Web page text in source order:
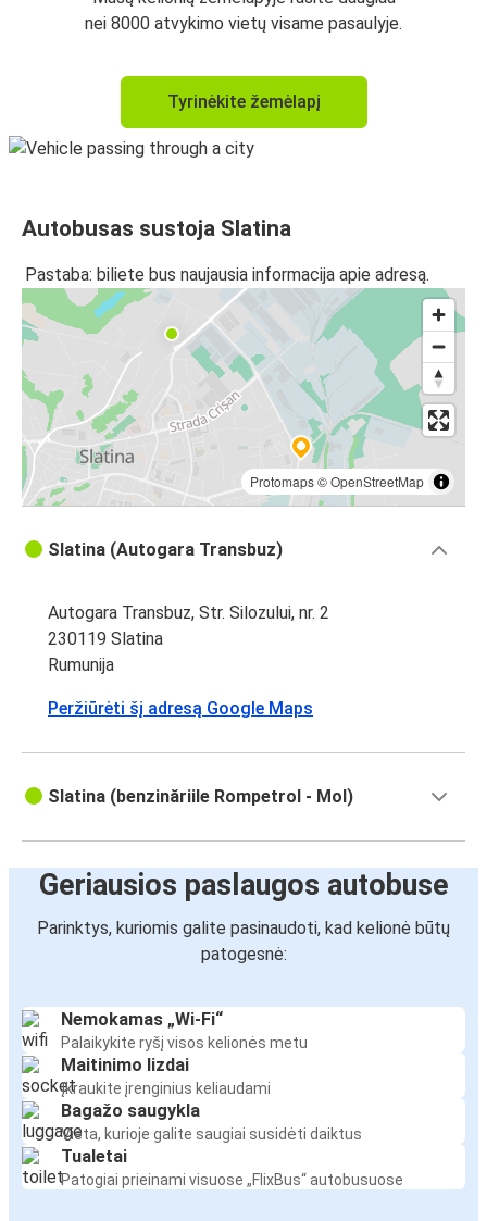
nei 8000 atvykimo vietų visame pasaulyje.
Tyrinėkite žemėlapį
Autobusas sustoja Slatina
Pastaba: biliete bus naujausia informacija apie adresą.
Protomaps©OpenStreetMap
Slatina (Autogara Transbuz)
Autogara Transbuz, Str. Silozului, nr. 2
230119 Slatina
Rumunija
Peržiūrėti šį adresą Google Maps
Slatina (benzinăriile Rompetrol - Mol)
Geriausios paslaugos autobuse
Parinktys, kuriomis galite pasinaudoti, kad kelionė būtų
patogesnė:
Nemokamas „Wi-Fi“
Palaikykite ryšį visos kelionės metu
Maitinimo lizdai
Įkraukite įrenginius keliaudami
Bagažo saugykla
Vieta, kurioje galite saugiai susidėti daiktus
Tualetai
Patogiai prieinami visuose „FlixBus“ autobusuose